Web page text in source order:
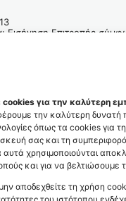
για την καλύτερη
την καλύτερη δυνατή
όπως τα cookies για
σας και τη
χρησιμοποιούνται
και για να βελτιώσουμε
αποδεχθείτε τη χρήση
Εισήγηση Επιτροπής